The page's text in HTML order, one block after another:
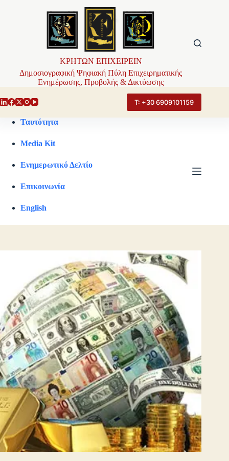
ΚΡΗΤΩΝ ΕΠΙΧΕΙΡΕΙΝ
Δημοσιογραφική Ψηφιακή Πύλη Επιχειρηματικής
Ενημέρωσης, Προβολής & Δικτύωσης
Τ: +30 6909101159
Ταυτότητα
Media Kit
Ενημερωτικό Δελτίο
Επικοινωνία
English